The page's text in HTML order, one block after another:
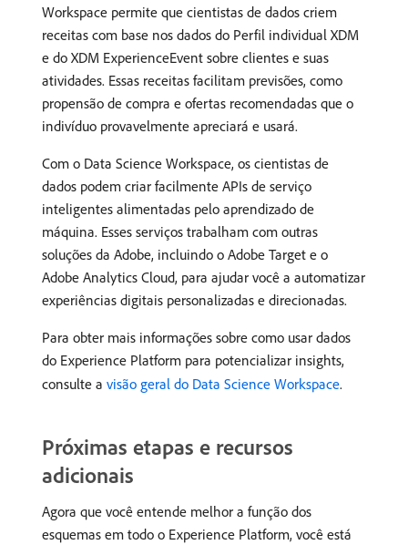
Workspace permite que cientistas de dados criem
receitas com base nos dados do Perfil individual XDM
e do XDM ExperienceEvent sobre clientes e suas
atividades. Essas receitas facilitam previsões, como
propensão de compra e ofertas recomendadas que o
indivíduo provavelmente apreciará e usará.
Com o Data Science Workspace, os cientistas de
dados podem criar facilmente APIs de serviço
inteligentes alimentadas pelo aprendizado de
máquina. Esses serviços trabalham com outras
soluções da Adobe, incluindo o Adobe Target e o
Adobe Analytics Cloud, para ajudar você a automatizar
experiências digitais personalizadas e direcionadas.
Para obter mais informações sobre como usar dados
do Experience Platform para potencializar insights,
consulte a visão geral do Data Science Workspace.
Próximas etapas e recursos
adicionais
Agora que você entende melhor a função dos
esquemas em todo o Experience Platform, você está